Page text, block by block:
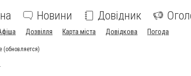
Новини Довідник
Дозвілля Карта міста Довідкова Погода
(обновляется)